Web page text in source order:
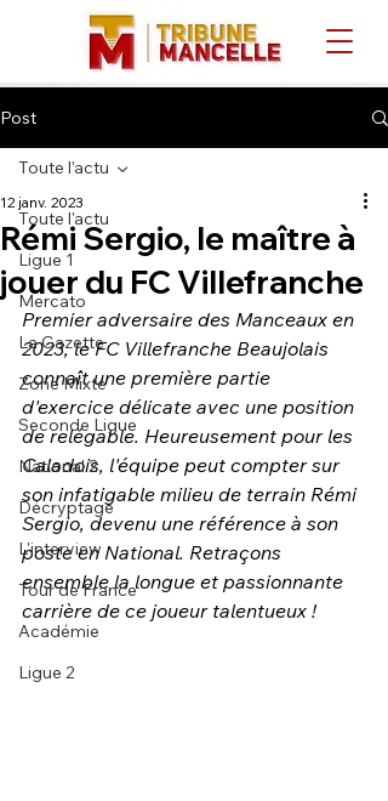
Post
Toute l'actu
Ligue 1
Mercato
La Gazette
Zone Mixte
Seconde Ligue
National 2
Décryptage
L'interview
Tour de France
Académie
Ligue 2
Toute l'actu
Rémi Sergio, le maître à
jouer du FC Villefranche
12 janv. 2023
Premier adversaire des Manceaux en
2023, le FC Villefranche Beaujolais
connaît une première partie
d'exercice délicate avec une position
de relégable. Heureusement pour les
Caladois, l'équipe peut compter sur
son infatigable milieu de terrain Rémi
Sergio, devenu une référence à son
poste en National. Retraçons
ensemble la longue et passionnante
carrière de ce joueur talentueux !